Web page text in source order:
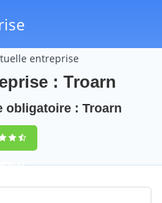
entreprise
: Troarn
obligatoire : Troarn
27